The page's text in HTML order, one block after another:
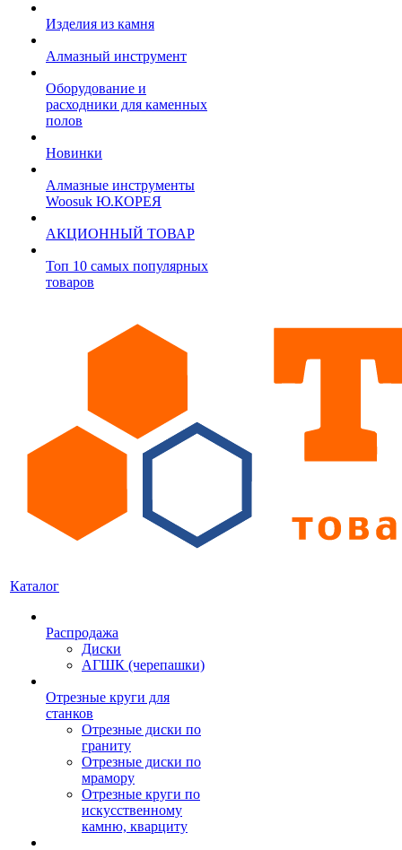
Изделия из камня
Алмазный инструмент
Оборудование и
расходники для каменных
полов
Новинки
Алмазные инструменты
Woosuk Ю.КОРЕЯ
АКЦИОННЫЙ ТОВАР
Топ 10 самых популярных
товаров
Каталог
Распродажа
Диски
АГШК (черепашки)
Отрезные круги для
станков
Отрезные диски по
граниту
Отрезные диски по
мрамору
Отрезные круги по
искусственному
камню, кварциту